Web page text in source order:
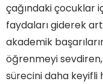
çağındaki çocuklar
faydaları giderek
akademik
öğrenmeyi
sürecini daha